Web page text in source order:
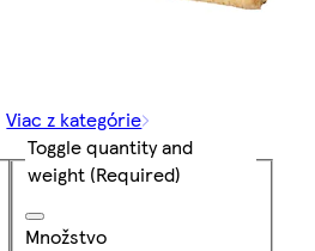
Viac z kategórie
Toggle quantity and
weight (Required)
Množstvo